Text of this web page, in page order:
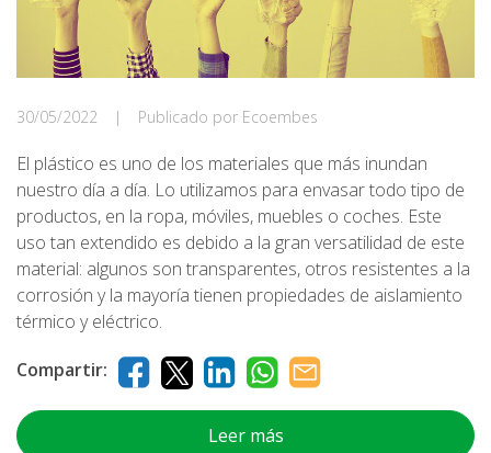
30/05/2022 | Publicado por Ecoembes
El plástico es uno de los materiales que más inundan
nuestro día a día. Lo utilizamos para envasar todo tipo de
productos, en la ropa, móviles, muebles o coches. Este
uso tan extendido es debido a la gran versatilidad de este
material: algunos son transparentes, otros resistentes a la
corrosión y la mayoría tienen propiedades de aislamiento
térmico y eléctrico.
Compartir:
Leer más